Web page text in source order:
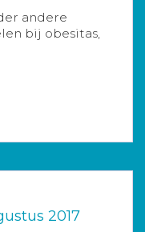
andere
bij obesitas,
2017